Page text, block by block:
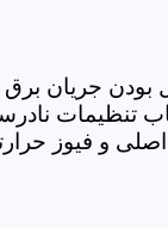
بودن جریان
تنظیمات
اصلی و فیوز